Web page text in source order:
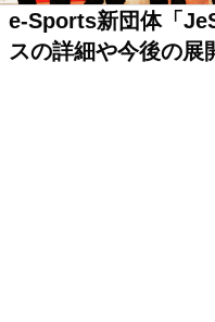
e-Sports新団体「
スの詳細や今後の展